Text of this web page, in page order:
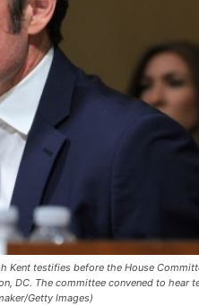
Kent testifies before the House
DC. The committee convened to hear
Getty Images)